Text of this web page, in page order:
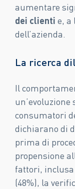
aumentare
dei clienti e, a
dell’azienda.
La ricerca
Il
consumatori
dichiarano di
prima di
propensione
fattori,
(48%), la